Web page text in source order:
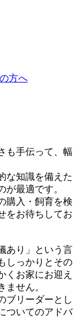
方へ
も手伝って、幅
な知識を備えた
が最適です。
購入・飼育を検
をお待ちしてお
あり」という言
しっかりとその
くお家にお迎え
ません。
ブリーダーとし
ついてのアドバ